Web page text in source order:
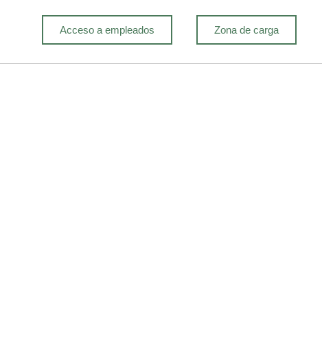
Acceso a empleados Zona de carga